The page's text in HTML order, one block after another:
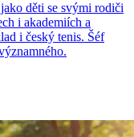
děti se svými rodiči
i akademiích a
i český tenis. Šéf